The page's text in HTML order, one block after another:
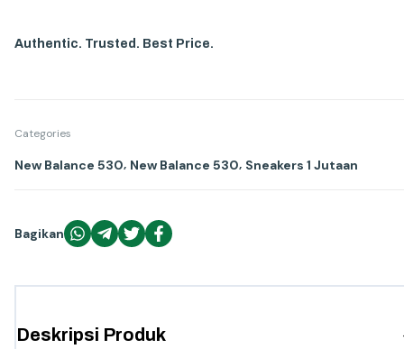
Authentic. Trusted. Best Price.
Categories
New Balance 530 New Balance 530 Sneakers 1 Jutaan
Bagikan
Deskripsi Produk